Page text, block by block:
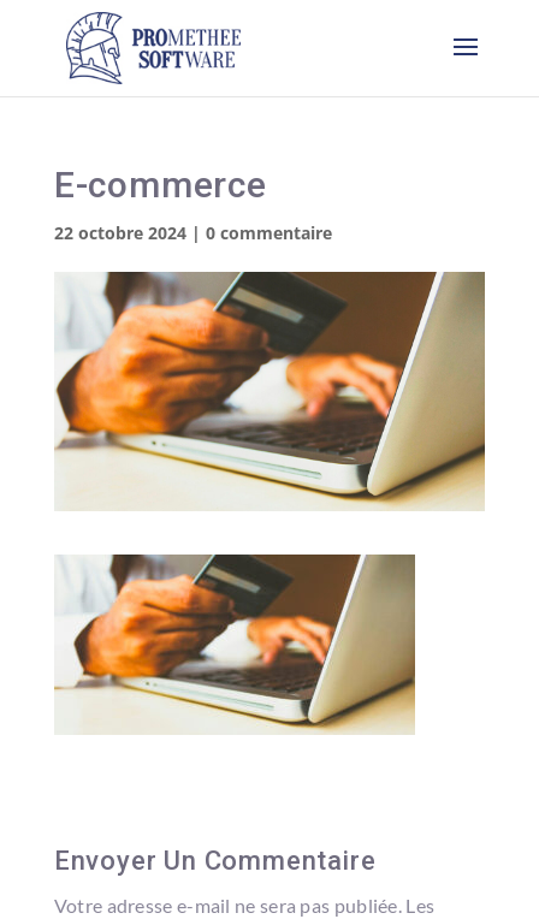
E-commerce
22 octobre 2024| 0 commentaire
Envoyer Un Commentaire
Votre adresse e-mail ne sera pas publiée. Les